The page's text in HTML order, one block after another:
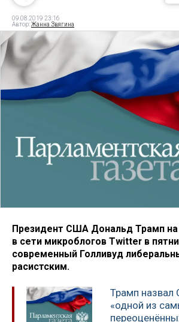
09.08.2019 23:16
Автор:Жанна Звягина
Президент США Дональд Трамп на
в сети микроблогов Twitter в
современный Голливуд
расистским.
Трамп назвал
«одной из